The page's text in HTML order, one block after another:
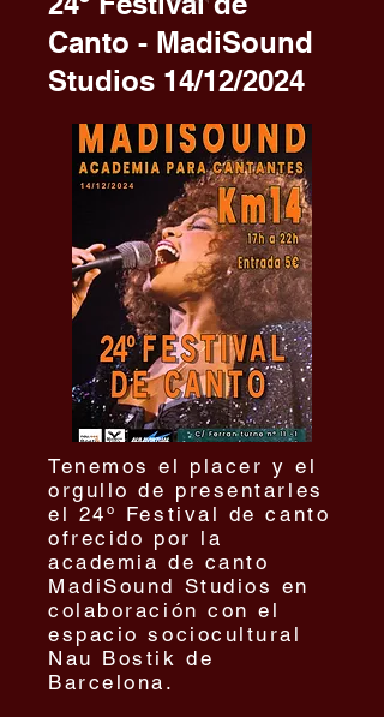
Canto - MadiSound
Studios 14/12/2024
Tenemos el placer y el
orgullo de presentarles
el 24º Festival de canto
ofrecido por la
academia de canto
MadiSound Studios en
colaboración con el
espacio sociocultural
Nau Bostik de
Barcelona.